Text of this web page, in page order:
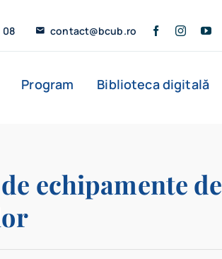
08 contact@bcub.ro
Program Biblioteca digitală
echipamente de